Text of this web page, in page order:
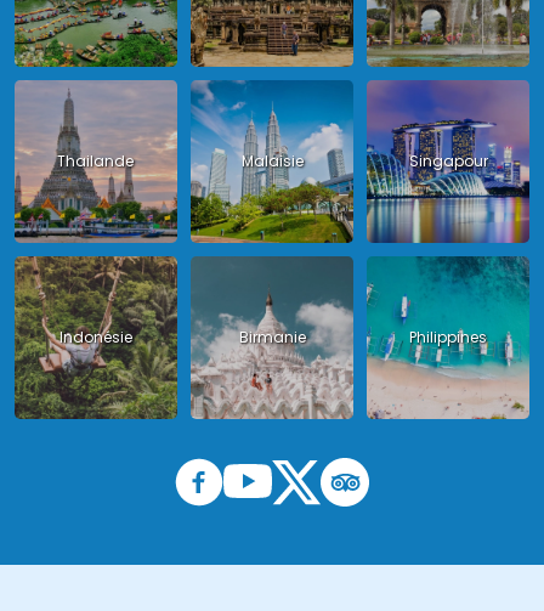
Thailande Malaisie Singapour
Indonésie Birmanie Philippines